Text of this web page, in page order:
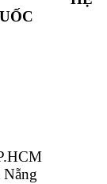
Hà Nội
TP.HCM